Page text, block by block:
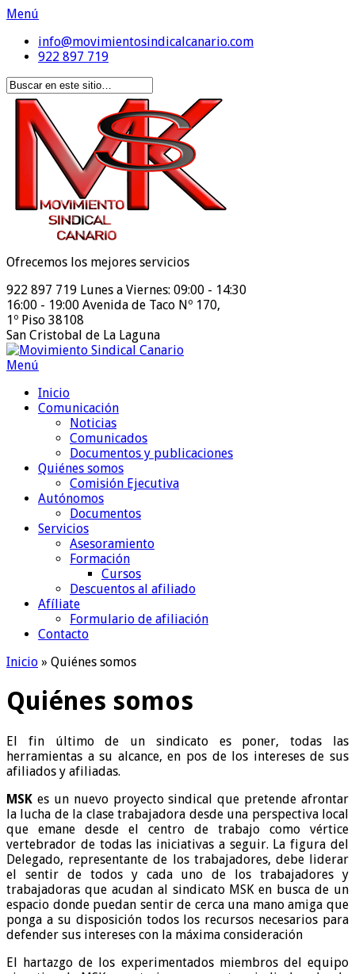
Menú
info@movimientosindicalcanario.com
922 897 719
Ofrecemos los mejores servicios
922 897 719 Lunes a Viernes: 09:00 - 14:30
16:00 - 19:00 Avenida de Taco Nº 170,
1º Piso 38108
San Cristobal de La Laguna
Menú
Inicio
Comunicación
Noticias
Comunicados
Documentos y publicaciones
Quiénes somos
Comisión Ejecutiva
Autónomos
Documentos
Servicios
Asesoramiento
Formación
Cursos
Descuentos al afiliado
Afíliate
Formulario de afiliación
Contacto
Inicio » Quiénes somos
Quiénes somos
El fin último de un sindicato es poner, todas las
herramientas a su alcance, en pos de los intereses de sus
afiliados y afiliadas.
MSK es un nuevo proyecto sindical que pretende afrontar
la lucha de la clase trabajadora desde una perspectiva local
que emane desde el centro de trabajo como vértice
vertebrador de todas las iniciativas a seguir. La figura del
Delegado, representante de los trabajadores, debe liderar
el sentir de todos y cada uno de los trabajadores y
trabajadoras que acudan al sindicato MSK en busca de un
espacio donde puedan sentir de cerca una mano amiga que
ponga a su disposición todos los recursos necesarios para
defender sus intereses con la máxima consideración
El hartazgo de los experimentados miembros del equipo